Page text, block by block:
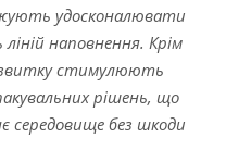
удосконалювати
наповнення. Крім
стимулюють
рішень, що
середовище без шкоди